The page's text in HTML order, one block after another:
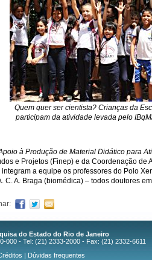
Quem quer ser cientista? Crianças da
participam da atividade levada pelo
à Produção de Material Didático para
e Projetos (Finep) e da Coordenação de
a equipe os professores do Polo
A. Braga (biomédica) – todos doutores
do Estado do Rio de Janeiro
000 - Tel: (21) 2333-2000 - Fax: (21) 2332-6611
| Dúvidas frequentes